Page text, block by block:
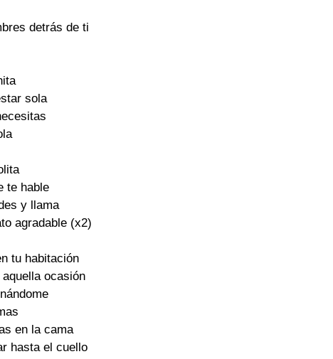
detrás de ti
sola
te hable
y llama
agradable (x2)
tu habitación
ocasión
en la cama
hasta el cuello